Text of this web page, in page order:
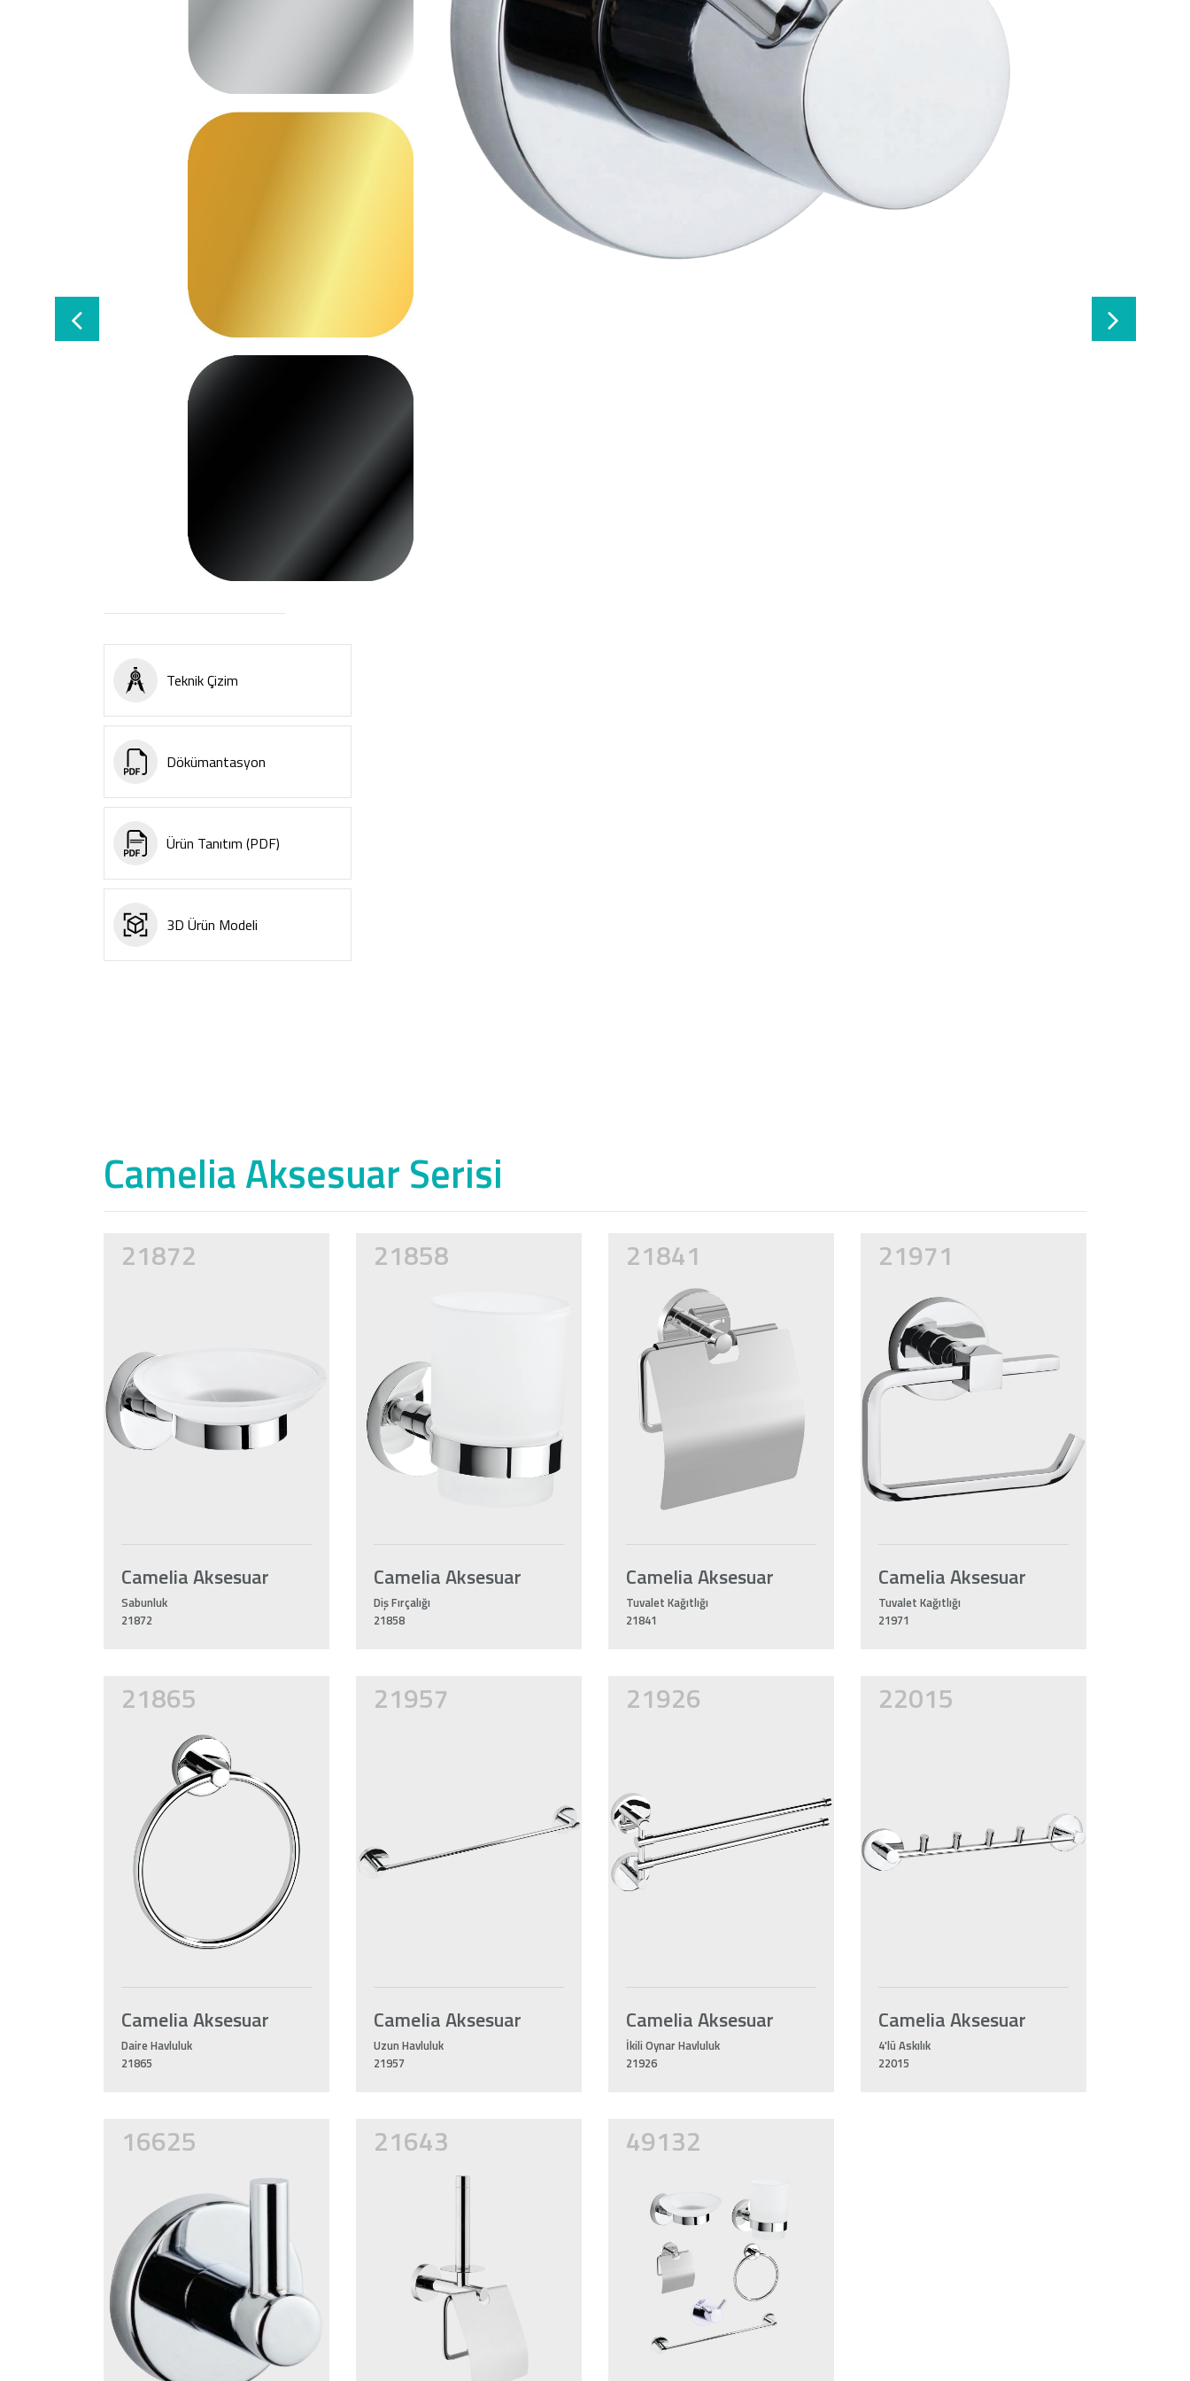
Teknik Çizim
Dökümantasyon
Ürün Tanıtım (PDF)
3D Ürün Modeli
Camelia Aksesuar Serisi
21872
Camelia Aksesuar
Sabunluk
21872
21858
Camelia Aksesuar
Diş Fırçalığı
21858
21841
Camelia Aksesuar
Tuvalet Kağıtlığı
21841
21971
Camelia Aksesuar
Tuvalet Kağıtlığı
21971
21865
Camelia Aksesuar
Daire Havluluk
21865
21957
Camelia Aksesuar
Uzun Havluluk
21957
21926
Camelia Aksesuar
İkili Oynar Havluluk
21926
22015
Camelia Aksesuar
4'lü Askılık
22015
16625 21643 49132